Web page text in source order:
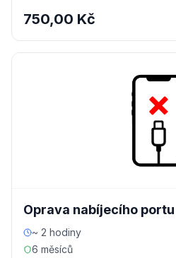
750,00 Kč
Oprava nabíjecího portu
~ 2 hodiny
6 měsíců